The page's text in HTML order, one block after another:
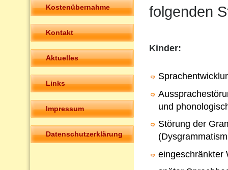
Kostenübernahme
Kontakt
Aktuelles
Links
Impressum
Datenschutzerklärung
folgenden
Kinder:
und
Störung der
eingeschränkter